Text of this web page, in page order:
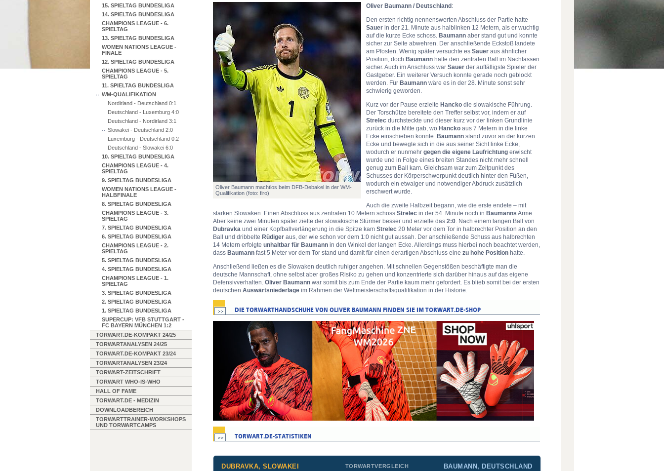
15. SPIELTAG BUNDESLIGA
14. SPIELTAG BUNDESLIGA
CHAMPIONS LEAGUE - 6.
SPIELTAG
13. SPIELTAG BUNDESLIGA
WOMEN NATIONS LEAGUE -
FINALE
12. SPIELTAG BUNDESLIGA
CHAMPIONS LEAGUE - 5.
SPIELTAG
11. SPIELTAG BUNDESLIGA
WM-QUALIFIKATION
Nordirland - Deutschland 0:1
Deutschland - Luxemburg 4:0
Deutschland - Nordirland 3:1
Slowakei - Deutschland 2:0
Luxemburg - Deutschland 0:2
Deutschland - Slowakei 6:0
10. SPIELTAG BUNDESLIGA
CHAMPIONS LEAGUE - 4.
SPIELTAG
9. SPIELTAG BUNDESLIGA
WOMEN NATIONS LEAGUE -
HALBFINALE
8. SPIELTAG BUNDESLIGA
CHAMPIONS LEAGUE - 3.
SPIELTAG
7. SPIELTAG BUNDESLIGA
6. SPIELTAG BUNDESLIGA
CHAMPIONS LEAGUE - 2.
SPIELTAG
5. SPIELTAG BUNDESLIGA
4. SPIELTAG BUNDESLIGA
CHAMPIONS LEAGUE - 1.
SPIELTAG
3. SPIELTAG BUNDESLIGA
2. SPIELTAG BUNDESLIGA
1. SPIELTAG BUNDESLIGA
SUPERCUP: VFB STUTTGART -
FC BAYERN MÜNCHEN 1:2
TORWART.DE-KOMPAKT 24/25
TORWARTANALYSEN 24/25
TORWART.DE-KOMPAKT 23/24
TORWARTANALYSEN 23/24
TORWART-ZEITSCHRIFT
TORWART WHO-IS-WHO
HALL OF FAME
TORWART.DE - MEDIZIN
DOWNLOADBEREICH
TORWARTTRAINER-WORKSHOPS
UND TORWARTCAMPS
Oliver Baumann machtlos beim DFB-Debakel in der WM-
Qualifikation (foto: firo)
Oliver Baumann / Deutschland :
Den ersten richtig nennenswerten Abschluss der Partie hatte
Sauer in der 21. Minute aus halblinken 12 Metern, als er wuchtig
auf die kurze Ecke schoss. Baumann aber stand gut und konnte
sicher zur Seite abwehren. Der anschließende Eckstoß landete
am Pfosten. Wenig später versuchte es Sauer aus ähnlicher
Position, doch Baumann hatte den zentralen Ball im Nachfassen
sicher. Auch im Anschluss war Sauer der auffälligste Spieler der
Gastgeber. Ein weiterer Versuch konnte gerade noch geblockt
werden. Für Baumann wäre es in der 28. Minute sonst sehr
schwierig geworden.
Kurz vor der Pause erzielte Hancko die slowakische Führung.
Der Torschütze bereitete den Treffer selbst vor, indem er auf
Strelec durchsteckte und dieser kurz vor der linken Grundlinie
zurück in die Mitte gab, wo Hancko aus 7 Metern in die linke
Ecke einschieben konnte. Baumann stand zuvor an der kurzen
Ecke und bewegte sich in die aus seiner Sicht linke Ecke,
wodurch er nunmehr gegen die eigene Laufrichtung erwischt
wurde und in Folge eines breiten Standes nicht mehr schnell
genug zum Ball kam. Gleichsam war zum Zeitpunkt des
Schusses der Körperschwerpunkt deutlich hinter den Füßen,
wodurch ein etwaiger und notwendiger Abdruck zusätzlich
erschwert wurde.
Auch die zweite Halbzeit begann, wie die erste endete – mit
starken Slowaken. Einen Abschluss aus zentralen 10 Metern schoss Strelec in der 54. Minute noch in Baumanns Arme.
Aber keine zwei Minuten später zielte der slowakische Stürmer besser und erzielte das 2:0. Nach einem langen Ball von
Dubravka und einer Kopfballverlängerung in die Spitze kam Strelec 20 Meter vor dem Tor in halbrechter Position an den
Ball und dribbelte Rüdiger aus, der wie schon vor dem 1:0 nicht gut aussah. Der anschließende Schuss aus halbrechten
14 Metern erfolgte unhaltbar für Baumann in den Winkel der langen Ecke. Allerdings muss hierbei noch beachtet werden,
dass Baumann fast 5 Meter vor dem Tor stand und damit für einen derartigen Abschluss eine zu hohe Position hatte.
Anschließend ließen es die Slowaken deutlich ruhiger angehen. Mit schnellen Gegenstößen beschäftigte man die
deutsche Mannschaft, ohne selbst aber großes Risiko zu gehen und konzentrierte sich darüber hinaus auf das eigene
Defensivverhalten. Oliver Baumann war somit bis zum Ende der Partie kaum mehr gefordert. Es blieb somit bei der ersten
deutschen Auswärtsniederlage im Rahmen der Weltmeisterschaftsqualifikation in der Historie.
DUBRAVKA, SLOWAKEI TORWARTVERGLEICH BAUMANN, DEUTSCHLAND